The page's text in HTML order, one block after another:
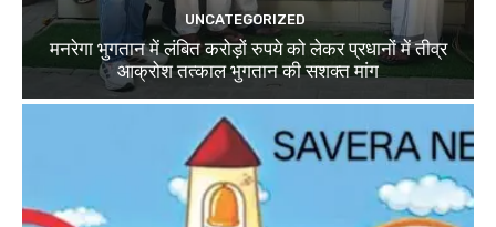
UNCATEGORIZED
मनरेगा भुगतान में लंबित करोड़ों रुपये को लेकर प्रधानों में तीव्र
आक्रोश तत्काल भुगतान की सशक्त मांग